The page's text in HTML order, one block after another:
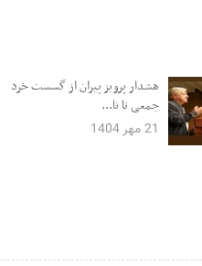
هشدار پرویز پیران از گسست خرد
جمعی تا نا...
21 مهر 1404